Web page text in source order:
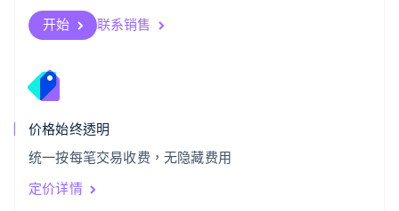
开始 联系销售
价格始终透明
统一按每笔交易收费，无隐藏费用
定价详情
斯洛伐克
English
English
泰国
ไทย
希腊
English
西班牙
Español
新加坡